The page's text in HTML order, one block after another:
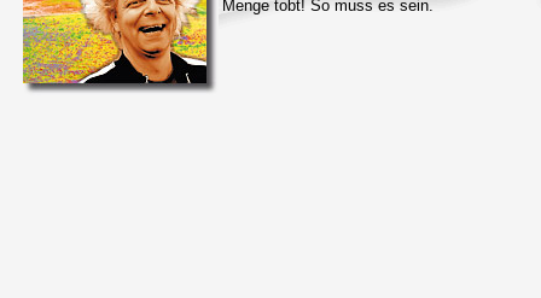
Menge tobt! So muss es sein.